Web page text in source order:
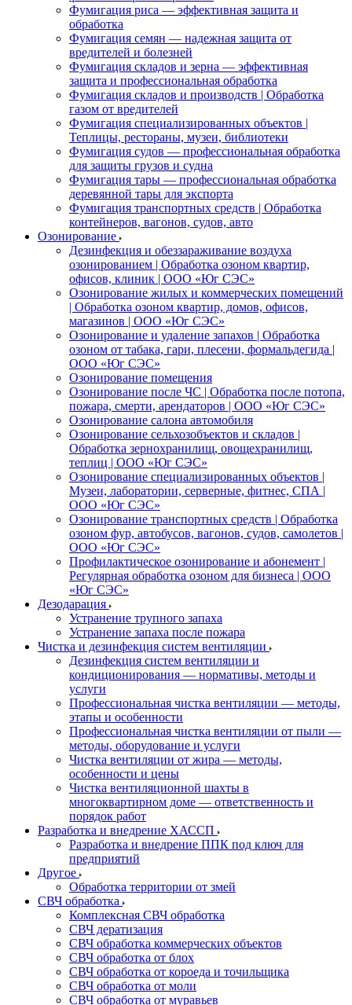
Фумигация риса — эффективная защита и
обработка
Фумигация семян — надежная защита от
вредителей и болезней
Фумигация складов и зерна — эффективная
защита и профессиональная обработка
Фумигация складов и производств | Обработка
газом от вредителей
Фумигация специализированных объектов |
Теплицы, рестораны, музеи, библиотеки
Фумигация судов — профессиональная обработка
для защиты грузов и судна
Фумигация тары — профессиональная обработка
деревянной тары для экспорта
Фумигация транспортных средств | Обработка
контейнеров, вагонов, судов, авто
Озонирование
Дезинфекция и обеззараживание воздуха
озонированием | Обработка озоном квартир,
офисов, клиник | ООО «Юг СЭС»
Озонирование жилых и коммерческих помещений
| Обработка озоном квартир, домов, офисов,
магазинов | ООО «Юг СЭС»
Озонирование и удаление запахов | Обработка
озоном от табака, гари, плесени, формальдегида |
ООО «Юг СЭС»
Озонирование помещения
Озонирование после ЧС | Обработка после потопа,
пожара, смерти, арендаторов | ООО «Юг СЭС»
Озонирование салона автомобиля
Озонирование сельхозобъектов и складов |
Обработка зернохранилищ, овощехранилищ,
теплиц | ООО «Юг СЭС»
Озонирование специализированных объектов |
Музеи, лаборатории, серверные, фитнес, СПА |
ООО «Юг СЭС»
Озонирование транспортных средств | Обработка
озоном фур, автобусов, вагонов, судов, самолетов |
ООО «Юг СЭС»
Профилактическое озонирование и абонемент |
Регулярная обработка озоном для бизнеса | ООО
«Юг СЭС»
Дезодарация
Устранение трупного запаха
Устранение запаха после пожара
Чистка и дезинфекция систем вентиляции
Дезинфекция систем вентиляции и
кондиционирования — нормативы, методы и
услуги
Профессиональная чистка вентиляции — методы,
этапы и особенности
Профессиональная чистка вентиляции от пыли —
методы, оборудование и услуги
Чистка вентиляции от жира — методы,
особенности и цены
Чистка вентиляционной шахты в
многоквартирном доме — ответственность и
порядок работ
Разработка и внедрение ХАССП
Разработка и внедрение ППК под ключ для
предприятий
Другое
Обработка территории от змей
СВЧ обработка
Комплексная СВЧ обработка
СВЧ дератизация
СВЧ обработка коммерческих объектов
СВЧ обработка от блох
СВЧ обработка от короеда и точильщика
СВЧ обработка от моли
СВЧ обработка от муравьев